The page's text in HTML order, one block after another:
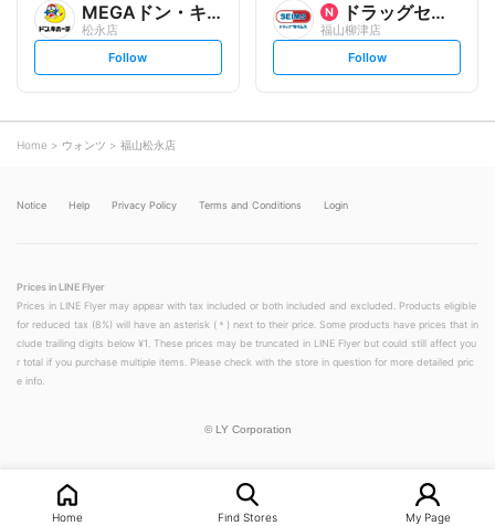
MEGAドン・キホーテ
松永店
s
t
o
w
Follow
ドラッグセイムス
福山柳津店
s
t
Follow
Home ウォンツ 福山松永店
Notice Help Privacy Policy Terms and Conditions Login
Prices in LINE Flyer
Prices in LINE Flyer may appear with tax included or both included and excluded. Products eligible
for reduced tax (8%) will have an asterisk (＊) next to their price. Some products have prices that in
clude trailing digits below ¥1. These prices may be truncated in LINE Flyer but could still affect you
r total if you purchase multiple items. Please check with the store in question for more detailed pric
e info.
© LY Corporation
Home Find Stores My Page